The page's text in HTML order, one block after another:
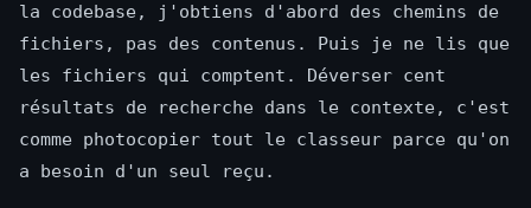
la codebase, j'obtiens d'abord des chemins de
fichiers, pas des contenus. Puis je ne lis que
les fichiers qui comptent. Déverser cent
résultats de recherche dans le contexte, c'est
comme photocopier tout le classeur parce qu'on
a besoin d'un seul reçu.